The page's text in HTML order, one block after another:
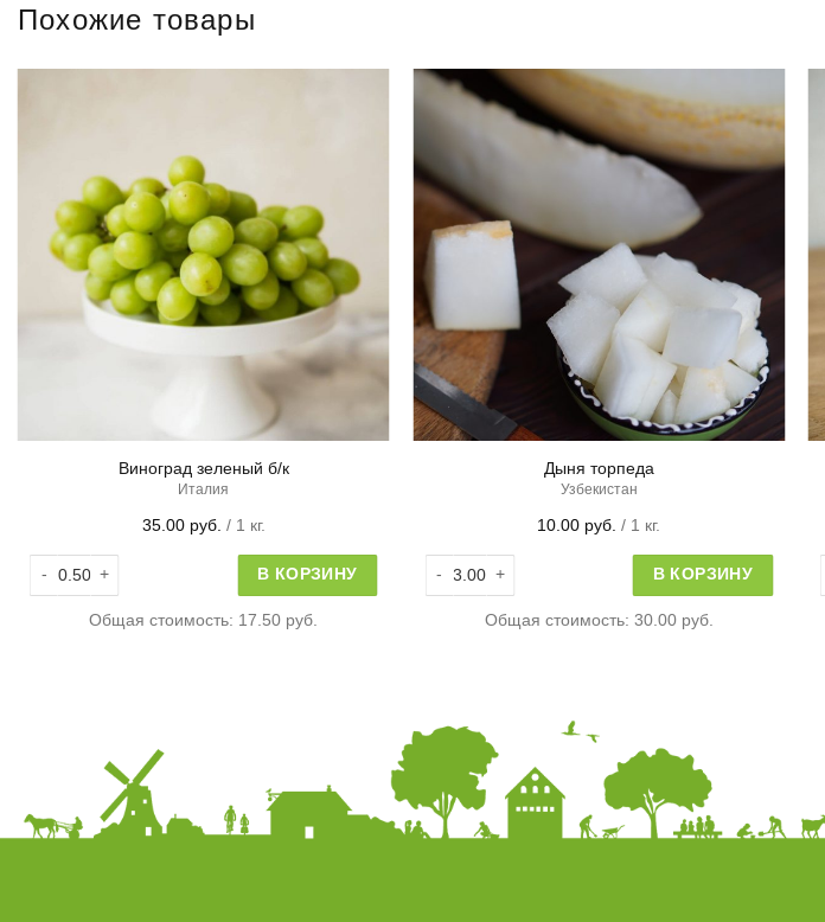
Похожие товары
Виноград зеленый б/к
Италия
35.00 руб. / 1 кг.
Количество товара Виноград зеленый б/к
В КОРЗИНУ
Общая стоимость: 17.50 руб.
Дыня торпеда
Узбекистан
10.00 руб. / 1 кг.
Количество товара Дыня торпеда
В КОРЗИНУ
Общая стоимость: 30.00 руб.